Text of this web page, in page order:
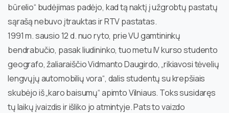
būrelio“ budėjimas padėjo, kad tą naktį į užgrobtų pastatų
sąrašą nebuvo įtrauktas ir RTV pastatas.
1991 m. sausio 12 d. nuo ryto, prie VU gamtininkų
bendrabučio, pasak liudininko, tuo metu IV kurso studento
geografo, žaliaraiščio Vidmanto Daugirdo, „rikiavosi tėvelių
lengvųjų automobilių vora“, dalis studentų su krepšiais
skubėjo iš „karo baisumų“ apimto Vilniaus. Toks susidaręs
tų laikų įvaizdis ir išliko jo atmintyje. Pats to vaizdo